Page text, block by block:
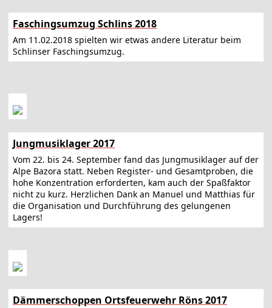
Faschingsumzug Schlins 2018
Am 11.02.2018 spielten wir etwas andere Literatur beim
Schlinser Faschingsumzug.
Jungmusiklager 2017
Vom 22. bis 24. September fand das Jungmusiklager auf der
Alpe Bazora statt. Neben Register- und Gesamtproben, die
hohe Konzentration erforderten, kam auch der Spaßfaktor
nicht zu kurz. Herzlichen Dank an Manuel und Matthias für
die Organisation und Durchführung des gelungenen
Lagers!
Dämmerschoppen Ortsfeuerwehr Röns 2017